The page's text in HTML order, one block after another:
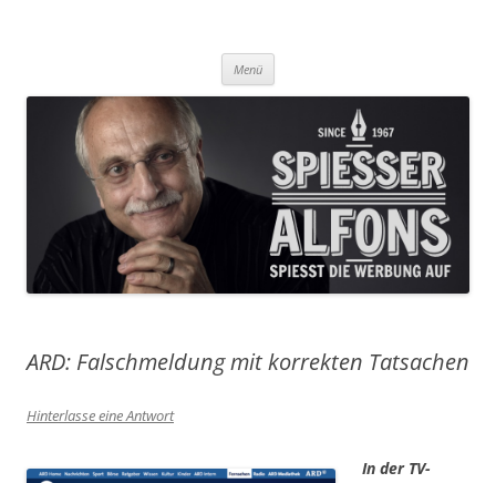
Spiesser Alfons
Menü
springen
ARD: Falschmeldung mit korrekten Tatsachen
Hinterlasse eine Antwort
In der TV-